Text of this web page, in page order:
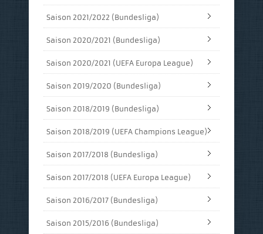
Saison 2021/2022 (Bundesliga)
Saison 2020/2021 (Bundesliga)
Saison 2020/2021 (UEFA Europa League)
Saison 2019/2020 (Bundesliga)
Saison 2018/2019 (Bundesliga)
Saison 2018/2019 (UEFA Champions League)
Saison 2017/2018 (Bundesliga)
Saison 2017/2018 (UEFA Europa League)
Saison 2016/2017 (Bundesliga)
Saison 2015/2016 (Bundesliga)